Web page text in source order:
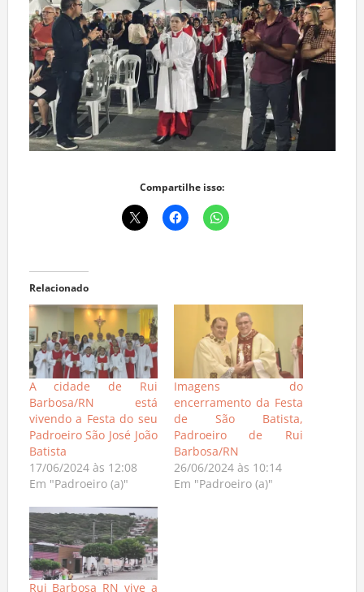
Compartilhe isso:
Relacionado
A cidade de Rui
Barbosa/RN está
vivendo a Festa do seu
Padroeiro São José João
Batista
17/06/2024 às 12:08
Em "Padroeiro (a)"
Imagens do
encerramento da Festa
de São Batista,
Padroeiro de Rui
Barbosa/RN
26/06/2024 às 10:14
Em "Padroeiro (a)"